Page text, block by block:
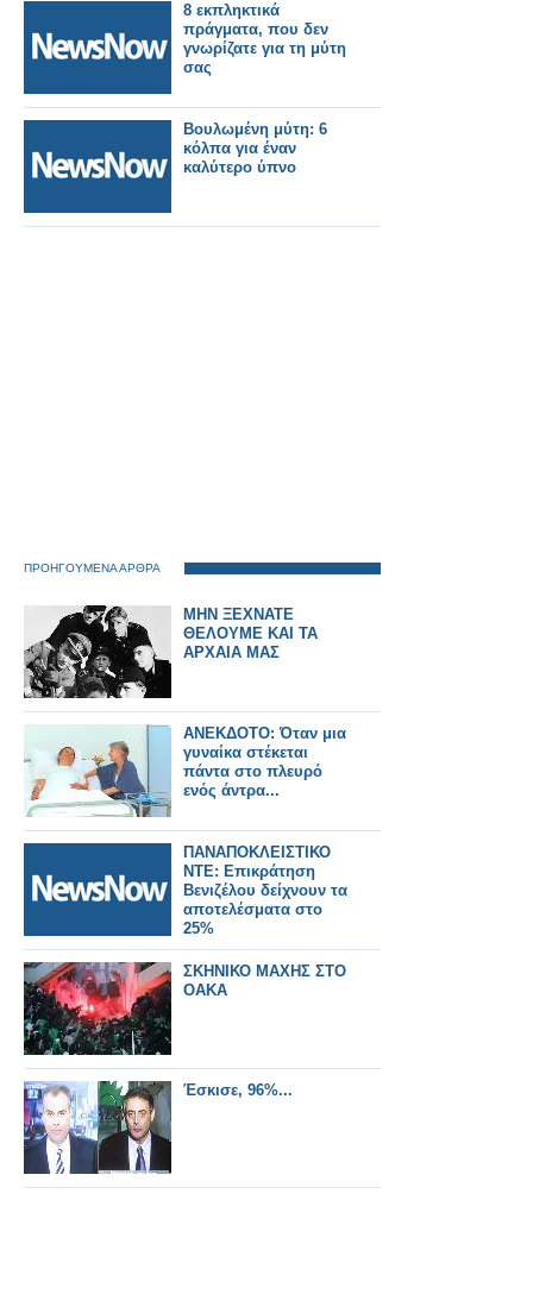
8 εκπληκτικά
πράγματα, που δεν
γνωρίζατε για τη μύτη
σας
Βουλωμένη μύτη: 6
κόλπα για έναν
καλύτερο ύπνο
ΠΡΟΗΓΟΥΜΕΝΑ ΑΡΘΡΑ
ΜΗΝ ΞΕΧΝΑΤΕ
ΘΕΛΟΥΜΕ ΚΑΙ ΤΑ
ΑΡΧΑΙΑ ΜΑΣ
ANEKΔΟΤΟ: Όταν μια
γυναίκα στέκεται
πάντα στο πλευρό
ενός άντρα...
ΠΑΝΑΠΟΚΛΕΙΣΤΙΚΟ
ΝΤΕ: Επικράτηση
Βενιζέλου δείχνουν τα
αποτελέσματα στο
25%
ΣΚΗΝΙΚΟ ΜΑΧΗΣ ΣΤΟ
ΟΑΚΑ
Έσκισε, 96%...